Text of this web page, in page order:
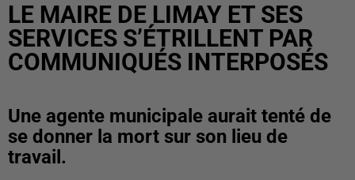
LE MAIRE DE LIMAY ET SES
SERVICES S’ÉTRILLENT PAR
COMMUNIQUÉS INTERPOSÉS
Une agente municipale aurait tenté de
se donner la mort sur son lieu de
travail.